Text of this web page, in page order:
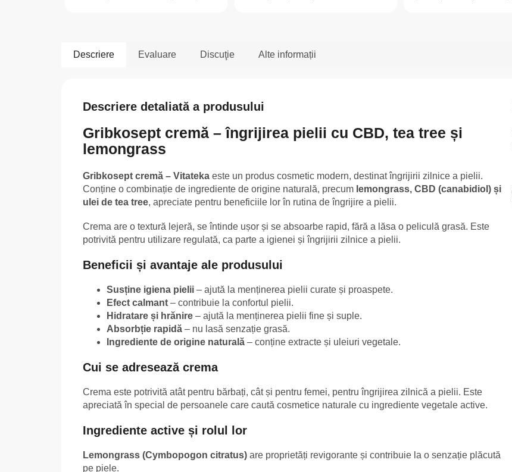
Descriere Evaluare Discuţie Alte informații
Descriere detaliată a produsului
Gribkosept cremă – îngrijirea pielii cu CBD, tea tree și
lemongrass
Gribkosept cremă – Vitateka este un produs cosmetic modern, destinat îngrijirii zilnice a pielii.
Conține o combinație de ingrediente de origine naturală, precum lemongrass, CBD (canabidiol) și
ulei de tea tree, apreciate pentru beneficiile lor în rutina de îngrijire a pielii.
Crema are o textură lejeră, se întinde ușor și se absoarbe rapid, fără a lăsa o peliculă grasă. Este
potrivită pentru utilizare regulată, ca parte a igienei și îngrijirii zilnice a pielii.
Beneficii și avantaje ale produsului
Susține igiena pielii – ajută la menținerea pielii curate și proaspete.
Efect calmant – contribuie la confortul pielii.
Hidratare și hrănire – ajută la menținerea pielii fine și suple.
Absorbție rapidă – nu lasă senzație grasă.
Ingrediente de origine naturală – conține extracte și uleiuri vegetale.
Cui se adresează crema
Crema este potrivită atât pentru bărbați, cât și pentru femei, pentru îngrijirea zilnică a pielii. Este
apreciată în special de persoanele care caută cosmetice naturale cu ingrediente vegetale active.
Ingrediente active și rolul lor
Lemongrass (Cymbopogon citratus) are proprietăți revigorante și contribuie la o senzație plăcută
pe piele.